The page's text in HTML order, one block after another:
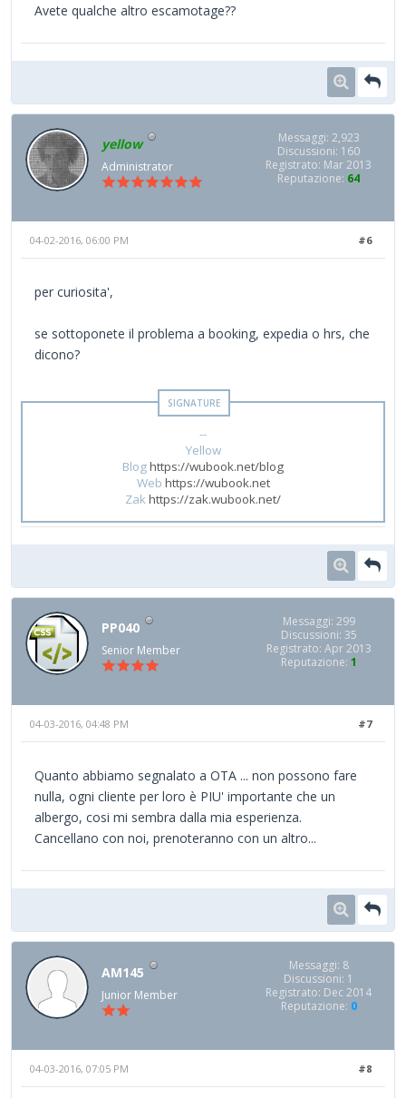
Avete qualche altro escamotage??
yellow
Administrator
Messaggi: 2,923
Discussioni: 160
Registrato: Mar 2013
Reputazione: 64
#6
04-02-2016, 06:00 PM
per curiosita',
se sottoponete il problema a booking, expedia o hrs, che
dicono?
--
Yellow
Bloghttps://wubook.net/blog
Web https://wubook.net
Zakhttps://zak.wubook.net/
PP040
Senior Member
Messaggi: 299
Discussioni: 35
Registrato: Apr 2013
Reputazione: 1
#7
04-03-2016, 04:48 PM
Quanto abbiamo segnalato a OTA ... non possono fare
nulla, ogni cliente per loro è PIU' importante che un
albergo, cosi mi sembra dalla mia esperienza.
Cancellano con noi, prenoteranno con un altro...
AM145
Junior Member
Messaggi: 8
Discussioni: 1
Registrato: Dec 2014
Reputazione: 0
#8
04-03-2016, 07:05 PM